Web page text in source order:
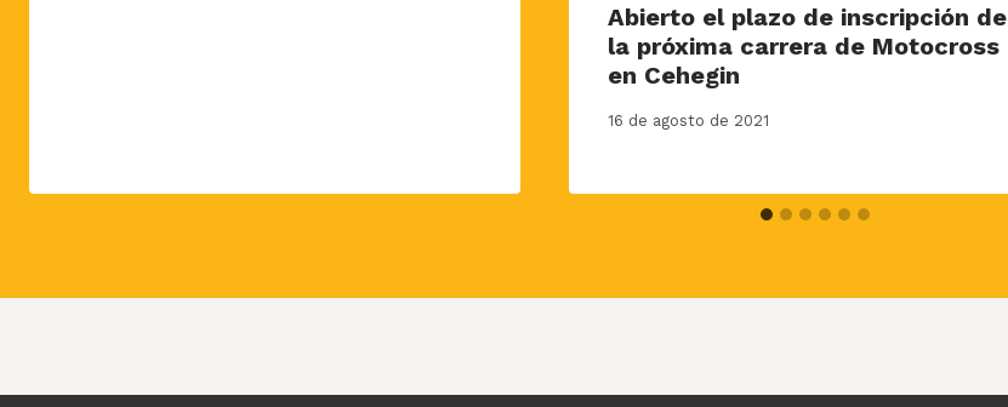
Abierto el plazo de inscripción de
la próxima carrera de Motocross
en Cehegin
16 de agosto de 2021